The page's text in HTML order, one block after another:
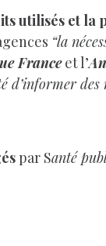
utilisés et la
“la
Franceet l’
d’informer
par Santé